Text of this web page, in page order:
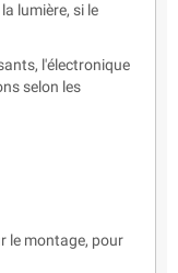
lumière, si le
l'électronique
selon les
le montage, pour